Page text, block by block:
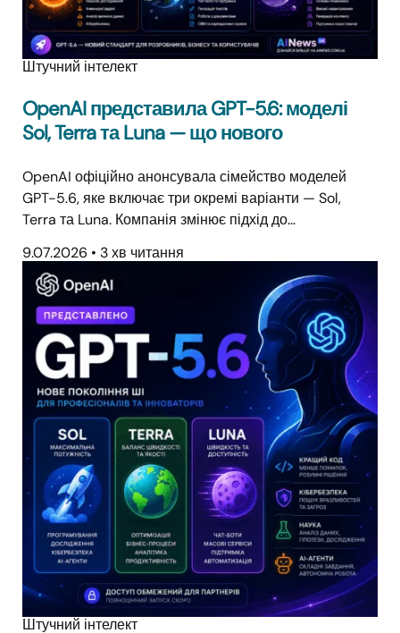
Штучний інтелект
OpenAI представила GPT-5.6: моделі
Sol, Terra та Luna — що нового
OpenAI офіційно анонсувала сімейство моделей
GPT-5.6, яке включає три окремі варіанти — Sol,
Terra та Luna. Компанія змінює підхід до…
9.07.2026 • 3 хв читання
Штучний інтелект